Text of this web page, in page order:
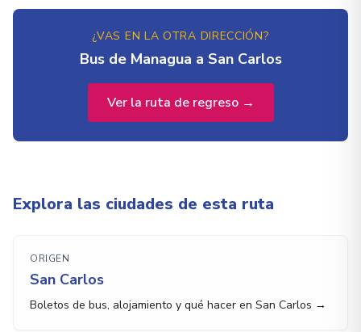
¿VAS EN LA OTRA DIRECCIÓN?
Bus de Managua a San Carlos
Ver la ruta de regreso →
Explora las ciudades de esta ruta
ORIGEN
San Carlos
Boletos de bus, alojamiento y qué hacer en San Carlos →